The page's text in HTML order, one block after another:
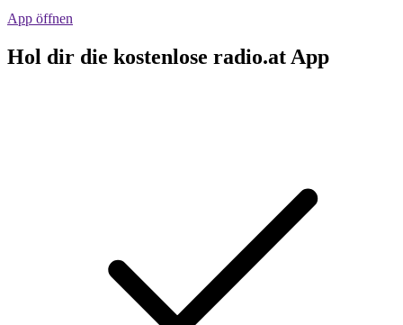
App öffnen
Hol dir die kostenlose radio.at App